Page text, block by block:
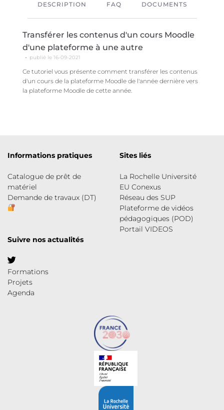
DESCRIPTION FAQ DOCUMENTS
Transférer les contenus d'un cours Moodle
d'une plateforme à une autre
publié le 16-09-2021
Ce tutoriel vous présente comment transférer les contenus
d'un cours de la plateforme Moodle de l'année dernière vers
la plateforme Moodle de cette année.
Informations pratiques
Catalogue de prêt de
matériel
Demande de travaux (DT)
Sites liés
La Rochelle Université
EU Conexus
Réseau des SUP
Plateforme de vidéos
pédagogiques (POD)
Portail VIDEOS
Suivre nos actualités
Formations
Projets
Agenda